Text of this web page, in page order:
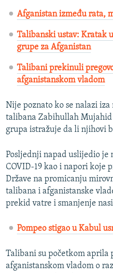
Afganistan između rata,
Talibanski ustav: Kratak
grupe za Afganistan​
Talibani prekinuli
afganistanskom vladom​
Nije poznato ko se nalazi
talibana Zabihullah
grupa istražuje da li njihovi
Posljednji napad uslijedio je
COVID-19 kao i napori koje
Države na promicanju
talibana i afganistanske
prekid vatre i smanjenje
Pompeo stigao u Kabul
Talibani su početkom aprila
afganistanskom vladom o